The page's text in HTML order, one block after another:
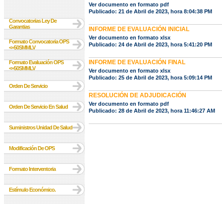
Convocatorias Ley De
Garantias
Formato Convocatoria OPS
<=50SMMLV
Formato Evaluación OPS
<=50SMMLV
Orden De Servicio
Orden De Servicio En Salud
Suministros Unidad De Salud
Modificación De OPS
Formato Interventoria
Estímulo Económico.
Ver documento en formato pdf
Publicado: 21 de Abril de 2023, hora 8:04:38 PM
INFORME DE EVALUACIÓN INICIAL
Ver documento en formato xlsx
Publicado: 24 de Abril de 2023, hora 5:41:20 PM
INFORME DE EVALUACIÓN FINAL
Ver documento en formato xlsx
Publicado: 25 de Abril de 2023, hora 5:09:14 PM
RESOLUCIÓN DE ADJUDICACIÓN
Ver documento en formato pdf
Publicado: 28 de Abril de 2023, hora 11:46:27 AM